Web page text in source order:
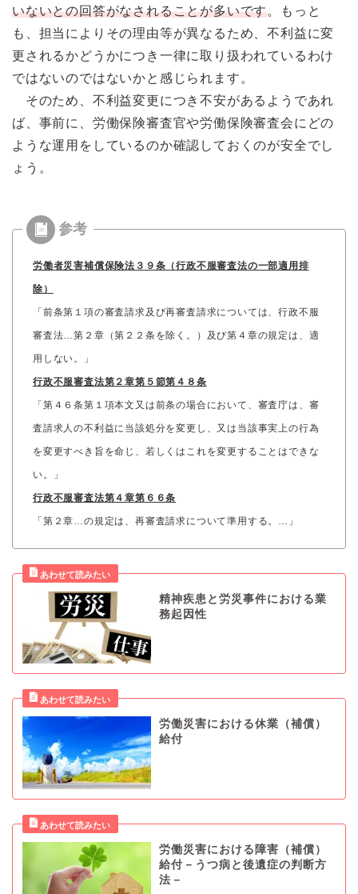
いないとの回答がなされることが多いです。もっと
も、担当によりその理由等が異なるため、不利益に変
更されるかどうかにつき一律に取り扱われているわけ
ではないのではないかと感じられます。
そのため、不利益変更につき不安があるようであれ
ば、事前に、労働保険審査官や労働保険審査会にどの
ような運用をしているのか確認しておくのが安全でし
ょう。
労働者災害補償保険法３９条（行政不服審査法の一部適用排
除）
「前条第１項の審査請求及び再審査請求については、行政不服
審査法…第２章（第２２条を除く。）及び第４章の規定は、適
用しない。」
行政不服審査法第２章第５節第４８条
「第４６条第１項本文又は前条の場合において、審査庁は、審
査請求人の不利益に当該処分を変更し、又は当該事実上の行為
を変更すべき旨を命じ、若しくはこれを変更することはできな
い。」
行政不服審査法第４章第６６条
「第２章…の規定は、再審査請求について準用する。…」
精神疾患と労災事件における業
務起因性
労働災害における休業（補償）
給付
労働災害における障害（補償）
給付－うつ病と後遺症の判断方
法－